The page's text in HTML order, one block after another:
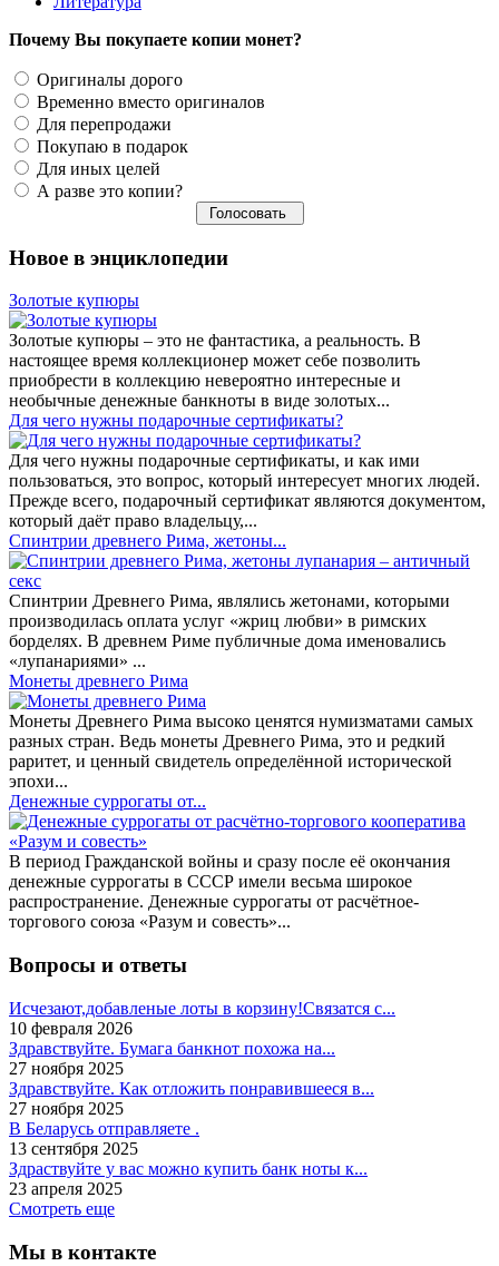
Почему Вы покупаете копии монет?
Оригиналы дорого
Временно вместо оригиналов
Для перепродажи
Покупаю в подарок
Для иных целей
А разве это копии?
Новое в энциклопедии
Золотые купюры
Золотые купюры – это не фантастика, а реальность. В
настоящее время коллекционер может себе позволить
приобрести в коллекцию невероятно интересные и
необычные денежные банкноты в виде золотых...
​Для чего нужны подарочные сертификаты?
Для чего нужны подарочные сертификаты, и как ими
пользоваться, это вопрос, который интересует многих людей.
Прежде всего, подарочный сертификат являются документом,
который даёт право владельцу,...
Спинтрии древнего Рима, жетоны...
Спинтрии Древнего Рима, являлись жетонами, которыми
производилась оплата услуг «жриц любви» в римских
борделях. В древнем Риме публичные дома именовались
«лупанариями» ...
Монеты древнего Рима
Монеты Древнего Рима высоко ценятся нумизматами самых
разных стран. Ведь монеты Древнего Рима, это и редкий
раритет, и ценный свидетель определённой исторической
эпохи...
Денежные суррогаты от...
В период Гражданской войны и сразу после её окончания
денежные суррогаты в СССР имели весьма широкое
распространение. Денежные суррогаты от расчётное-
торгового союза «Разум и совесть»...
Вопросы и ответы
Исчезают,добавленые лоты в корзину!Связатся с...
10 февраля 2026
Здравствуйте. Бумага банкнот похожа на...
27 ноября 2025
Здравствуйте. Как отложить понравившееся в...
27 ноября 2025
В Беларусь отправляете .
13 сентября 2025
Здраствуйте у вас можно купить банк ноты к...
23 апреля 2025
Смотреть еще
Мы в контакте